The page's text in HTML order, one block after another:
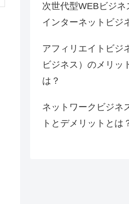
次世代型WEBビジ
インターネットビジ
アフィリエイトビジ
ビジネス）のメリッ
は？
ネットワークビジネ
トとデメリットとは